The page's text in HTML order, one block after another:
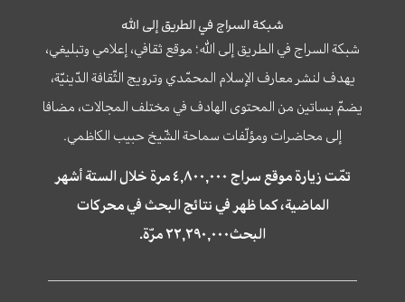
شبكة السراج في الطريق إلى الله
شبكة السراج في الطريق إلى الله؛ موقع ثقافي، إعلامي وتبليغي،
يهدف لنشر معارف الإسلام المحمّدي وترويج الثّقافة الدّينيّة،
يضمّ بساتين من المحتوى الهادف في مختلف المجالات، مضافا
إلى محاضرات ومؤلّفات سماحة الشّيخ حبيب الكاظمي.
تمّت زيارة موقع سراج ٤,٨٠٠,٠٠٠ مرة خلال الستة أشهر
الماضية، كما ظهر في نتائج البحث في محركات
البحث٢٢,٢٩٠,٠٠٠ مرّة.